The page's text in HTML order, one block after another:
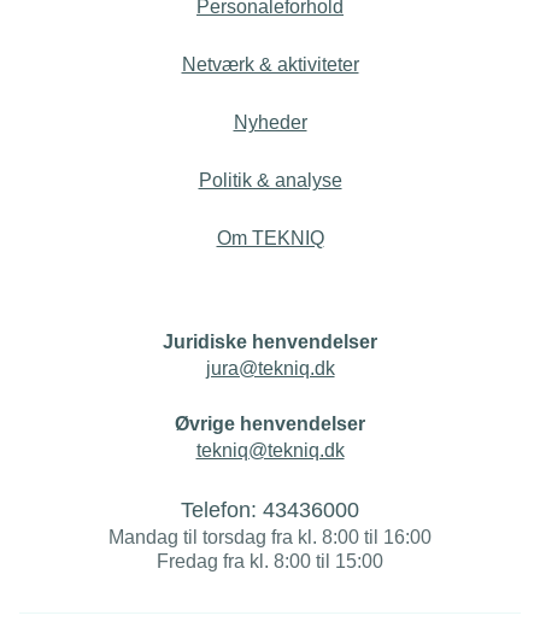
Personaleforhold
Netværk & aktiviteter
Nyheder
Politik & analyse
Om TEKNIQ
Juridiske henvendelser
jura@tekniq.dk
Øvrige henvendelser
tekniq@tekniq.dk
Telefon: 43436000
Mandag til torsdag fra kl. 8:00 til 16:00
Fredag fra kl. 8:00 til 15:00